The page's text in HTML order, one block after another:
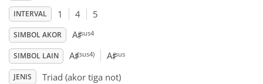
English
Español
INTERVAL 1 4 5
SIMBOL AKOR A♯sus4
SIMBOL LAIN A♯(sus4) A♯sus
JENIS Triad (akor tiga not)